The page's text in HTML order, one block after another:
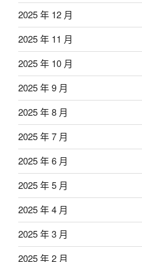
2025 年 12 月
2025 年 11 月
2025 年 10 月
2025 年 9 月
2025 年 8 月
2025 年 7 月
2025 年 6 月
2025 年 5 月
2025 年 4 月
2025 年 3 月
2025 年 2 月